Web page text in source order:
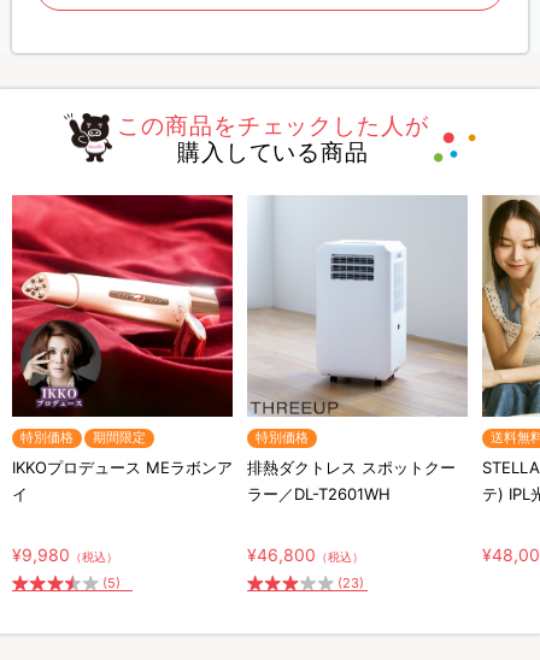
この商品をチェックした人が
購入している商品
特別価格 期間限定
IKKOプロデュース MEラボンア
イ
¥9,980 （税込）
(5)
特別価格
排熱ダクトレス スポットクー
ラー／DL-T2601WH
¥46,800 （税込）
(23)
送料無
テ) IPL